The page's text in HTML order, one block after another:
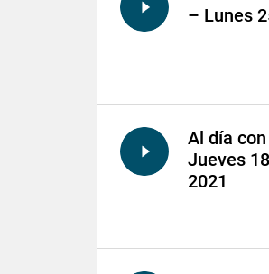
– Lunes
Al día
Jueves
2021